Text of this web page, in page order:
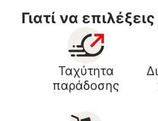
Γιατί να
Ταχύτητα
παράδοσης